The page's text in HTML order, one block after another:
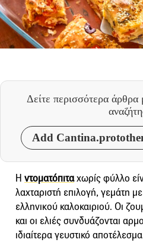
Δείτε περισσότερα άρθρα
Add
Η ντοματόπιταχωρίς φύλλο
λαχταριστή επιλογή, γεμάτη
ελληνικού καλοκαιριού. Οι
και οι ελιές συνδυάζονται
ιδιαίτερα γευστικό